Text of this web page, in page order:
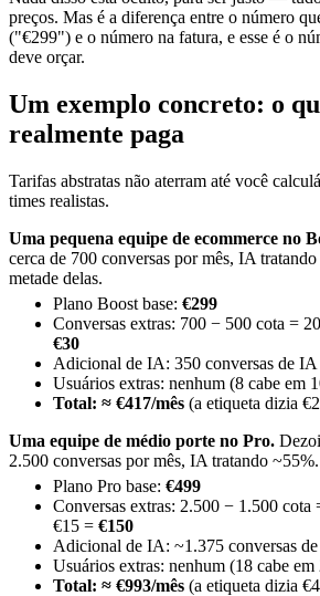
preços. Mas é a diferença entre o número
("€299") e o número na fatura, e esse é o
deve orçar.
Um exemplo concreto: o
realmente paga
Tarifas abstratas não aterram até você
times realistas.
Uma pequena equipe de ecommerce no
cerca de 700 conversas por mês, IA
metade delas.
Plano Boost base: €299
Conversas extras: 700 − 500 cota =
€30
Adicional de IA: 350 conversas de
Usuários extras: nenhum (8 cabe em
Total: ≈ €417/mês (a etiqueta dizia
Uma equipe de médio porte no Pro.
2.500 conversas por mês, IA tratando ~55%.
Plano Pro base: €499
Conversas extras: 2.500 − 1.500
€15 = €150
Adicional de IA: ~1.375 conversas
Usuários extras: nenhum (18 cabe
Total: ≈ €993/mês (a etiqueta dizia